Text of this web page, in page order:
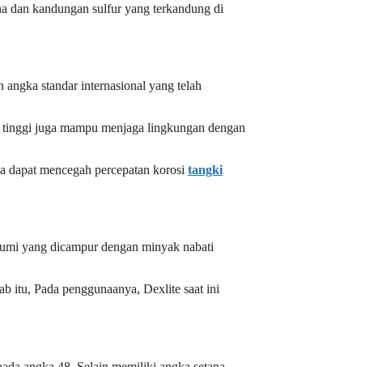
dan kandungan sulfur yang terkandung di
standar internasional yang telah
juga mampu menjaga lingkungan dengan
mencegah percepatan korosi tangki
yang dicampur dengan minyak nabati
itu, Pada penggunaanya, Dexlite saat ini